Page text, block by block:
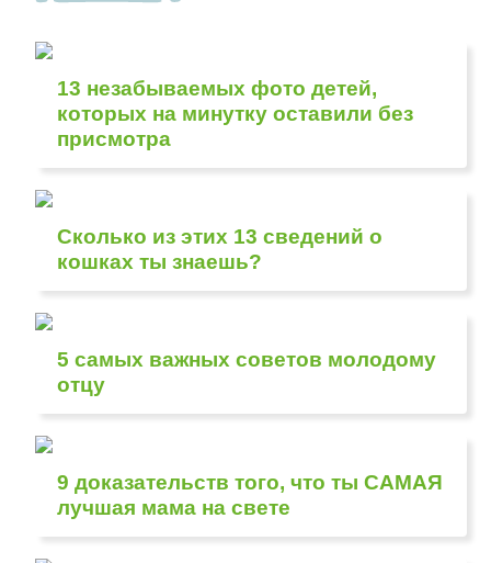
13 незабываемых фото детей,
которых на минутку оставили без
присмотра
Сколько из этих 13 сведений о
кошках ты знаешь?
5 самых важных советов молодому
отцу
9 доказательств того, что ты САМАЯ
лучшая мама на свете